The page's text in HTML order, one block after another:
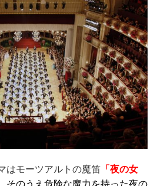
はモーツアルトの魔笛 「夜の女